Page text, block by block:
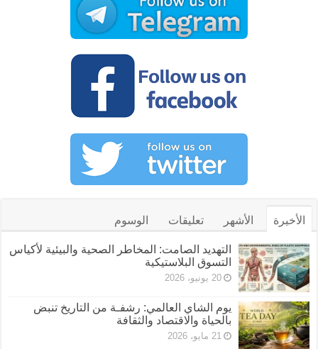
الأخيرة الأشهر تعليقات الوسوم
التهديد الصامت: المخاطر الصحية والبيئية لأكياس
التسوق البلاستيكية
20 يونيو، 2026
يوم الشاي العالمي: رشفـة من التاريخ تنبض
بالحياة والاقتصاد والثقافة
21 مايو، 2026